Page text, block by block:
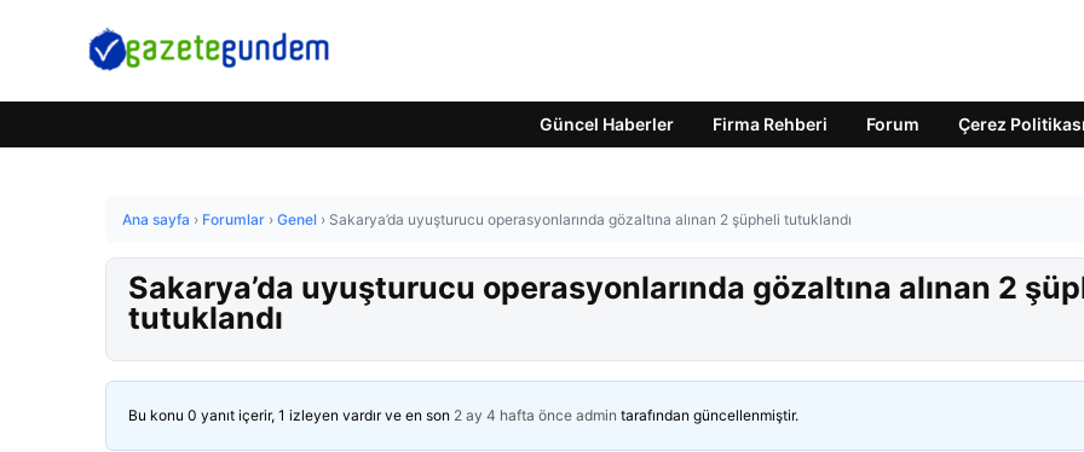
Güncel Haberler Firma Rehberi Forum Çerez Politikası
Ana sayfa › Forumlar › Genel › Sakarya’da uyuşturucu operasyonlarında gözaltına alınan 2 şüpheli tutuklandı
Sakarya’da uyuşturucu operasyonlarında gözaltına alınan 2
tutuklandı
Bu konu 0 yanıt içerir, 1 izleyen vardır ve en son 2 ay 4 hafta önce admin tarafından güncellenmiştir.